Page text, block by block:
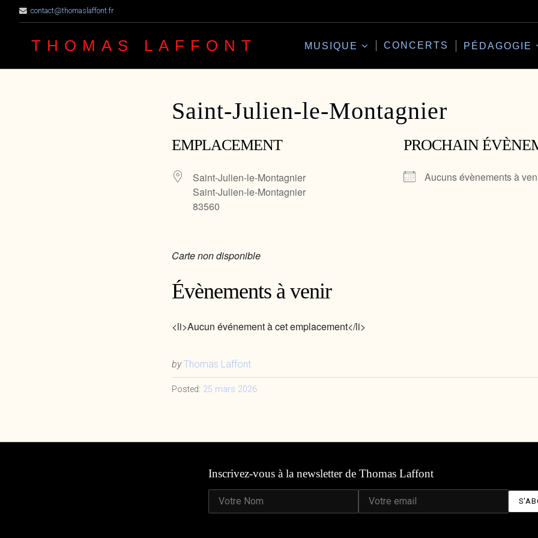
contact@thomaslaffont.fr
THOMAS LAFFONT MUSIQUE CONCERTS PÉDAGOGIE
Saint-Julien-le-Montagnier
EMPLACEMENT
Saint-Julien-le-Montagnier
Saint-Julien-le-Montagnier
83560
PROCHAIN
Aucuns évènements à
Carte non disponible
Évènements à venir
<li>Aucun événement à cet emplacement</li>
by Thomas Laffont
Posted: 25 mars 2026
Inscrivez-vous à la newsletter de Thomas Laffont